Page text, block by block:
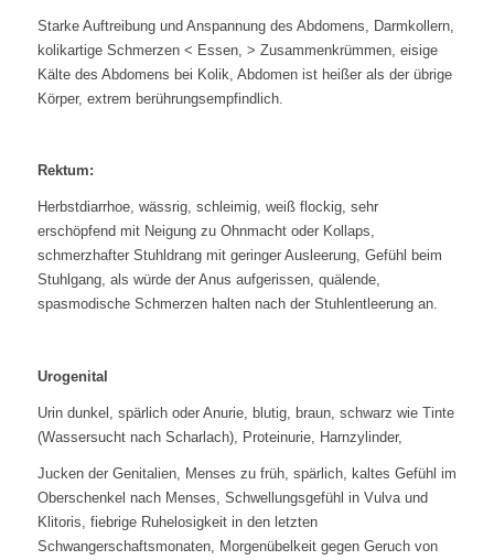
Starke Auftreibung und Anspannung des Abdomens, Darmkollern,
kolikartige Schmerzen < Essen, > Zusammenkrümmen, eisige
Kälte des Abdomens bei Kolik, Abdomen ist heißer als der übrige
Körper, extrem berührungsempfindlich.
Rektum:
Herbstdiarrhoe, wässrig, schleimig, weiß flockig, sehr
erschöpfend mit Neigung zu Ohnmacht oder Kollaps,
schmerzhafter Stuhldrang mit geringer Ausleerung, Gefühl beim
Stuhlgang, als würde der Anus aufgerissen, quälende,
spasmodische Schmerzen halten nach der Stuhlentleerung an.
Urogenital
Urin dunkel, spärlich oder Anurie, blutig, braun, schwarz wie Tinte
(Wassersucht nach Scharlach), Proteinurie, Harnzylinder,
Jucken der Genitalien, Menses zu früh, spärlich, kaltes Gefühl im
Oberschenkel nach Menses, Schwellungsgefühl in Vulva und
Klitoris, fiebrige Ruhelosigkeit in den letzten
Schwangerschaftsmonaten, Morgenübelkeit gegen Geruch von